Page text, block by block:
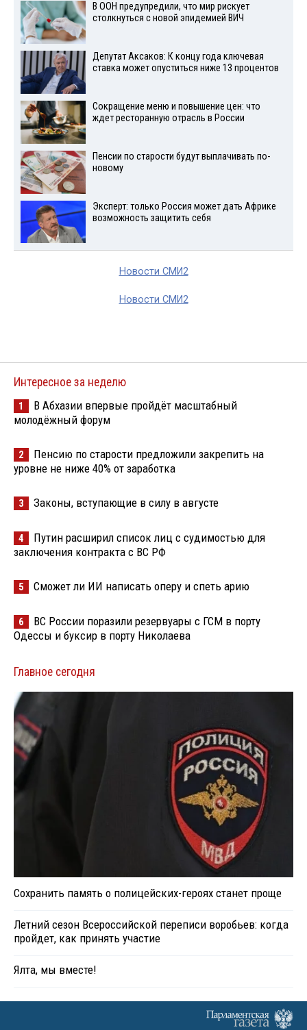
В ООН предупредили, что мир рискует
столкнуться с новой эпидемией ВИЧ
Депутат Аксаков: К концу года ключевая
ставка может опуститься ниже 13 процентов
Сокращение меню и повышение цен: что
ждет ресторанную отрасль в России
Пенсии по старости будут выплачивать по-
новому
Эксперт: только Россия может дать Африке
возможность защитить себя
Новости СМИ2
Новости СМИ2
Интересное за неделю
1
В Абхазии впервые пройдёт масштабный
молодёжный форум
2
Пенсию по старости предложили закрепить на
уровне не ниже 40% от заработка
3 Законы, вступающие в силу в августе
4
Путин расширил список лиц с судимостью для
заключения контракта с ВС РФ
5 Сможет ли ИИ написать оперу и спеть арию
6
ВС России поразили резервуары с ГСМ в порту
Одессы и буксир в порту Николаева
Главное сегодня
Сохранить память о полицейских-героях станет проще
Летний сезон Всероссийской переписи воробьев: когда
пройдет, как принять участие
Ялта, мы вместе!